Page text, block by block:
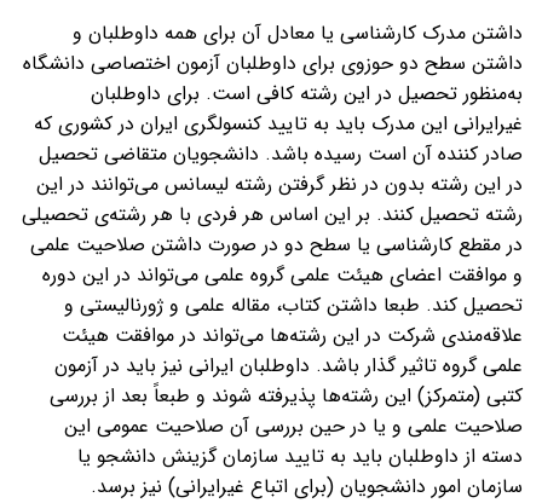
داشتن مدرک کارشناسی یا معادل آن برای همه داوطلبان و
داشتن سطح دو حوزوی برای داوطلبان آزمون اختصاصی دانشگاه
به‌منظور تحصیل در این رشته کافی است. برای داوطلبان
غیرایرانی این مدرک باید به تایید کنسولگری ایران در کشوری که
صادر کننده آن است رسیده باشد. دانشجویان متقاضی تحصیل
در این رشته بدون در نظر گرفتن رشته لیسانس می‌توانند در این
رشته تحصیل کنند. بر این اساس هر فردی با هر رشته‌ی تحصیلی
در مقطع کارشناسی یا سطح دو در صورت داشتن صلاحیت علمی
و موافقت اعضای هیئت علمی گروه علمی می‌تواند در این دوره
تحصیل کند. طبعا داشتن کتاب، مقاله علمی و ژورنالیستی و
علاقه‌مندی شرکت در این رشته‌ها می‌تواند در موافقت هیئت
علمی گروه تاثیر گذار باشد. داوطلبان ایرانی نیز باید در آزمون
کتبی (متمرکز) این رشته‌ها پذیرفته شوند و طبعاً بعد از بررسی
صلاحیت علمی و یا در حین بررسی آن صلاحیت عمومی این
دسته از داوطلبان باید به تایید سازمان گزینش دانشجو یا
سازمان امور دانشجویان (برای اتباع غیرایرانی) نیز برسد.